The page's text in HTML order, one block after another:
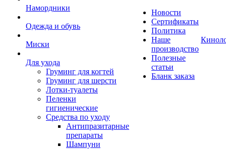
Намордники
Одежда и обувь
Миски
Для ухода
Груминг для когтей
Груминг для шерсти
Лотки-туалеты
Пеленки
гигиенические
Средства по уходу
Антипразитарные
препараты
Шампуни
Новости
Сертификаты
Политика
Наше
производство
Полезные
статьи
Бланк заказа